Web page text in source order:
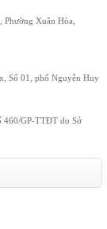
Xuân Hòa,
Số 01, phố Nguyễn Huy
460/GP-TTĐT do Sở